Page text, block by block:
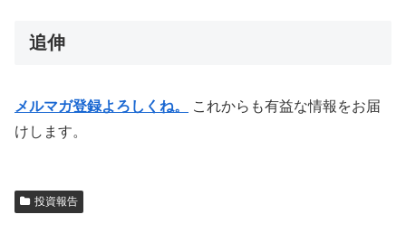
追伸
メルマガ登録よろしくね。
これからも有益な情報をお届
けします。
投資報告